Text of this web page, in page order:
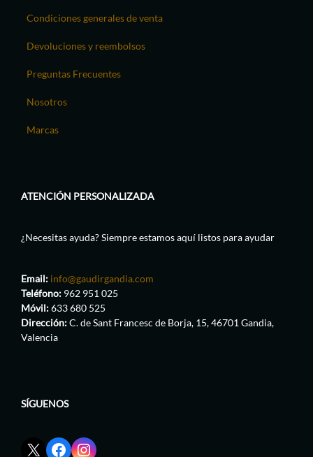
Condiciones generales de venta
Devoluciones y reembolsos
Preguntas Frecuentes
Nosotros
Marcas
ATENCIÓN PERSONALIZADA
¿Necesitas ayuda? Siempre estamos aquí listos para ayudar
Email: info@gaudirgandia.com
Teléfono: 962 951 025
Móvil:633 680 525
Dirección:C. de Sant Francesc de Borja, 15, 46701 Gandia,
Valencia
SÍGUENOS
EnlaceEnlaceEnlace